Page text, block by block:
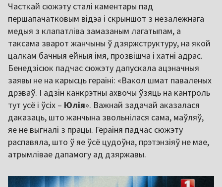
Часткай сюжэту сталі каментары пад
першапачатковым відэа і скрыншот з незалежнага
медыя з клапатліва замазаным лагатыпам, а
таксама зварот жанчыны ў дзяржструктуру, на якой
цалкам бачныя ейныя імя, прозвішча і хатні адрас.
Бенедзісюк падчас сюжэту дапускала ацэначныя
заявы не на карысць гераіні: «Вакол шмат паваленых
дрэваў. І адзін канкрэтны ахвочы ўзяць на кантроль
тут усё і ўсіх – Юлія». Важнай задачай аказалася
даказаць, што жанчына звольнілася сама, маўляў,
яе не выгналі з працы. Гераіня падчас сюжэту
распавяла, што ў яе ўсё цудоўна, прэтэнзіяў не мае,
атрымлівае дапамогу ад дзяржавы.